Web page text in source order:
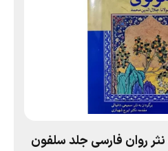
روان فارسی جلد سلفون